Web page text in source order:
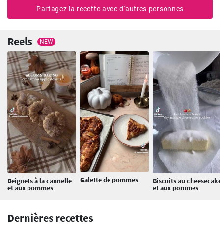
Partagez la recette avec d'autres personnes
Reels NEW
Beignets à la cannelle
et aux pommes
Galette de pommes Biscuits au
et aux pommes
Dernières recettes